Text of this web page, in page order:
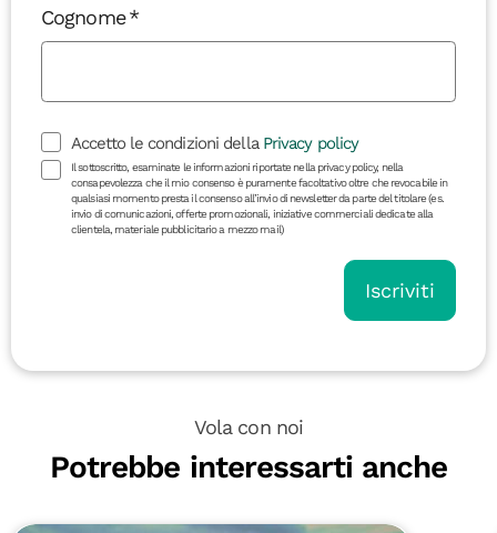
Cognome
Accetto le condizioni della Privacy policy
Il sottoscritto, esaminate le informazioni riportate nella privacy policy, nella
consapevolezza che il mio consenso è puramente facoltativo oltre che revocabile in
qualsiasi momento presta il consenso all’invio di newsletter da parte del titolare (es.
invio di comunicazioni, offerte promozionali, iniziative commerciali dedicate alla
clientela, materiale pubblicitario a mezzo mail)
Iscriviti
Vola con noi
Potrebbe interessarti anche